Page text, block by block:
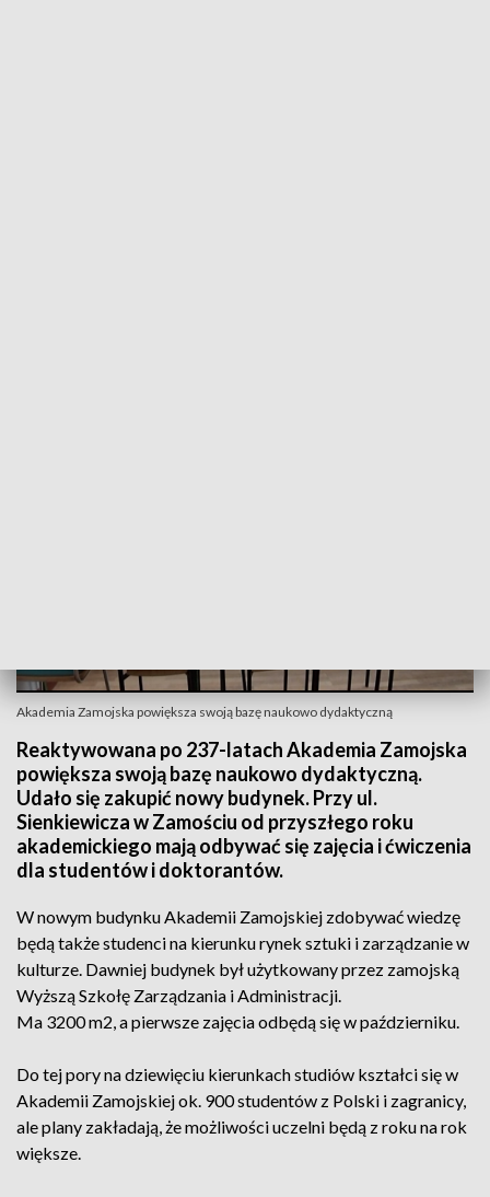
Akademia Zamojska powiększa swoją bazę naukowo dydaktyczną
Reaktywowana po 237-latach Akademia Zamojska
powiększa swoją bazę naukowo dydaktyczną.
Udało się zakupić nowy budynek. Przy ul.
Sienkiewicza w Zamościu od przyszłego roku
akademickiego mają odbywać się zajęcia i ćwiczenia
dla studentów i doktorantów.
W nowym budynku Akademii Zamojskiej zdobywać wiedzę
będą także studenci na kierunku rynek sztuki i zarządzanie w
kulturze. Dawniej budynek był użytkowany przez zamojską
Wyższą Szkołę Zarządzania i Administracji.
Ma 3200 m2, a pierwsze zajęcia odbędą się w październiku.
Do tej pory na dziewięciu kierunkach studiów kształci się w
Akademii Zamojskiej ok. 900 studentów z Polski i zagranicy,
ale plany zakładają, że możliwości uczelni będą z roku na rok
większe.